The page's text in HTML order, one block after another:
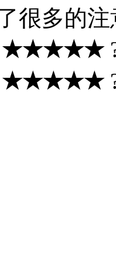
很多的
★★★★★
★★★★★